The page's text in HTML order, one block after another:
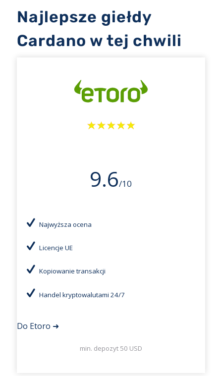
Najlepsze giełdy
Cardano w tej chwili
9.6/10
Najwyższa ocena
Licencje UE
Kopiowanie transakcji
Handel kryptowalutami 24/7
Do Etoro ➜
min. depozyt 50 USD